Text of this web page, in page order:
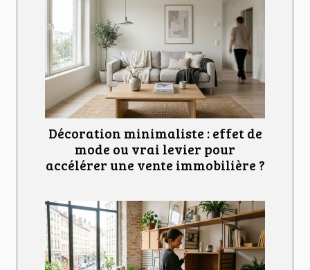
Décoration minimaliste : effet de
mode ou vrai levier pour
accélérer une vente immobilière ?